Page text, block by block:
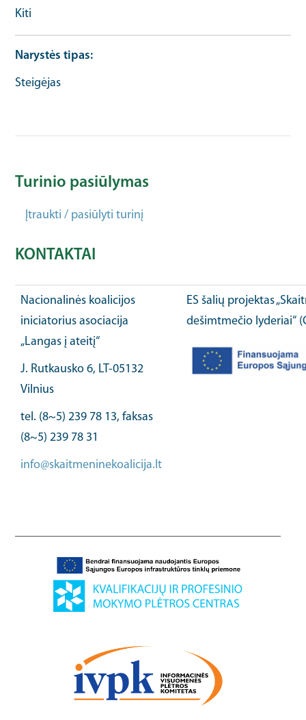
Kiti
Narystės tipas
Steigėjas
Turinio pasiūlymas
Įtraukti / pasiūlyti turinį
KONTAKTAI
Nacionalinės koalicijos
iniciatorius asociacija
„Langas į ateitį“
J. Rutkausko 6, LT-05132
Vilnius
tel. (8~5) 239 78 13, faksas
(8~5) 239 78 31
info@skaitmeninekoalicija.lt
ES šalių projektas
dešimtmečio lyderiai“